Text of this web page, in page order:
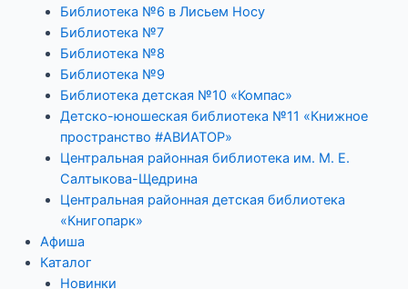
Библиотека №6 в Лисьем Носу
Библиотека №7
Библиотека №8
Библиотека №9
Библиотека детская №10 «Компас»
Детско-юношеская библиотека №11 «Книжное
пространство #АВИАТОР»
Центральная районная библиотека им. М. Е.
Салтыкова-Щедрина
Центральная районная детская библиотека
«Книгопарк»
Афиша
Каталог
Новинки